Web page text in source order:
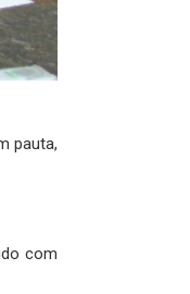
pauta,
com